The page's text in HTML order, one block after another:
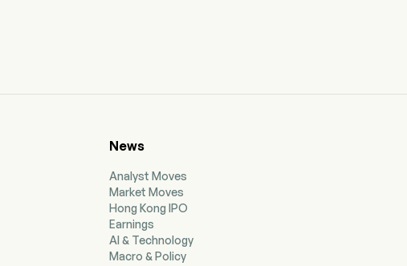
News
Analyst Moves
Market Moves
Hong Kong IPO
Earnings
AI & Technology
Macro & Policy